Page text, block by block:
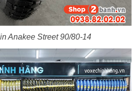
Anakee Street 90/80-14